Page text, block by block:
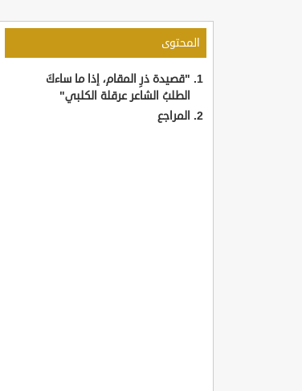
المحتوى
"قصيدة ذرِ المقام، إذا ما ساءكَ
الطلبُ الشاعر عرقلة الكلبي"
المراجع